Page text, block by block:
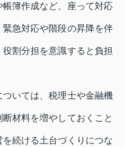
簿作成など、座って対応
急対応や階段の昇降を伴
割分担を意識すると負担
いては、税理士や金融機
材料を増やしておくこと
続ける土台づくりにつな